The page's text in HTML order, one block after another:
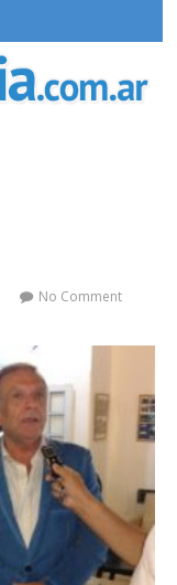
No Comment